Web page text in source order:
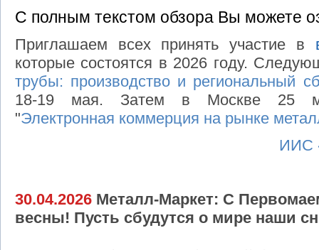
С полным текстом обзора Вы можете
Приглашаем всех принять участие в
которые состоятся в 2026 году.
трубы: производство и региональный
18-19 мая. Затем в Москве 25
"Электронная коммерция на рынке
ИИС
30.04.2026 Металл-Маркет: С
весны! Пусть сбудутся о мире наши